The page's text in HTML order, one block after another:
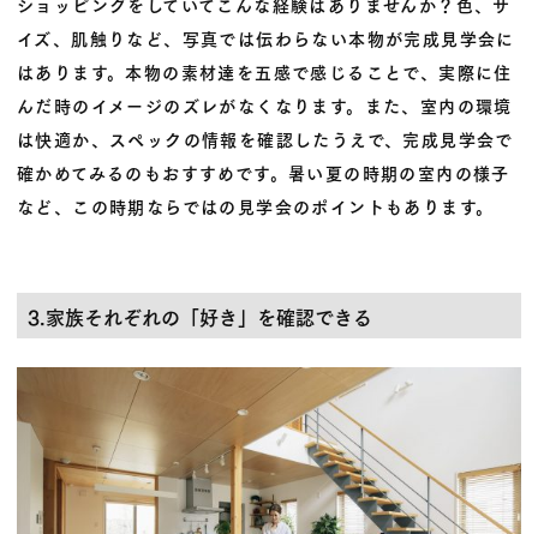
イズ、肌触りなど、写真では伝わらない本物が完成見学会に
はあります。本物の素材達を五感で感じることで、実際に住
んだ時のイメージのズレがなくなります。また、室内の環境
は快適か、スペックの情報を確認したうえで、完成見学会で
確かめてみるのもおすすめです。暑い夏の時期の室内の様子
など、この時期ならではの見学会のポイントもあります。
3.家族それぞれの「好き」を確認できる